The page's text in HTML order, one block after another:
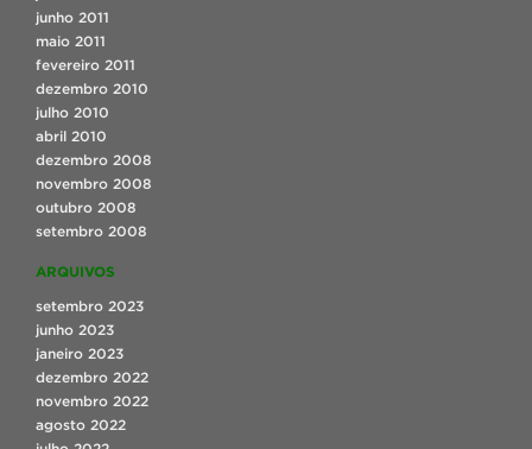
junho 2011
maio 2011
fevereiro 2011
dezembro 2010
julho 2010
abril 2010
dezembro 2008
novembro 2008
outubro 2008
setembro 2008
ARQUIVOS
setembro 2023
junho 2023
janeiro 2023
dezembro 2022
novembro 2022
agosto 2022